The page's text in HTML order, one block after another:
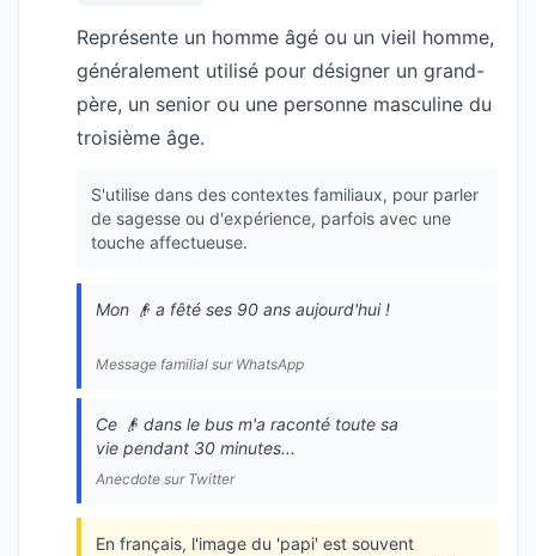
Représente un homme âgé ou un vieil homme,
généralement utilisé pour désigner un grand-
père, un senior ou une personne masculine du
troisième âge.
S'utilise dans des contextes familiaux, pour parler
de sagesse ou d'expérience, parfois avec une
touche affectueuse.
Mon 👴 a fêté ses 90 ans aujourd'hui !
Message familial sur WhatsApp
Ce 👴 dans le bus m'a raconté toute sa
vie pendant 30 minutes...
Anecdote sur Twitter
En français, l'image du 'papi' est souvent